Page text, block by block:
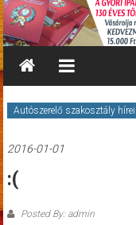
Autószerelő szakosztály hírei
2016-01-01
:(
Posted By: admin